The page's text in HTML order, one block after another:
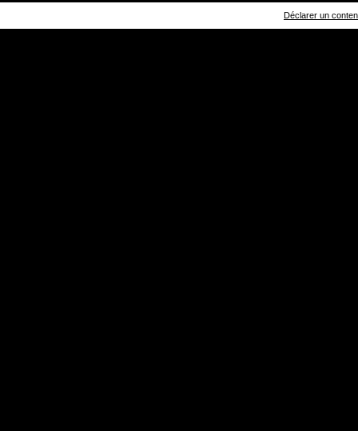
Déclarer un